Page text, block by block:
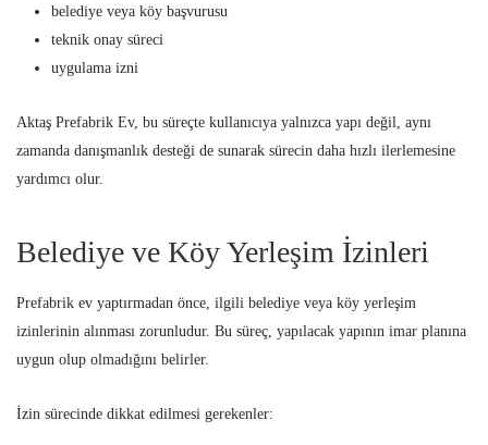
belediye veya köy başvurusu
teknik onay süreci
uygulama izni
Aktaş Prefabrik Ev, bu süreçte kullanıcıya yalnızca yapı değil, aynı
zamanda danışmanlık desteği de sunarak sürecin daha hızlı ilerlemesine
yardımcı olur.
Belediye ve Köy Yerleşim İzinleri
Prefabrik ev yaptırmadan önce, ilgili belediye veya köy yerleşim
izinlerinin alınması zorunludur. Bu süreç, yapılacak yapının imar planına
uygun olup olmadığını belirler.
İzin sürecinde dikkat edilmesi gerekenler: